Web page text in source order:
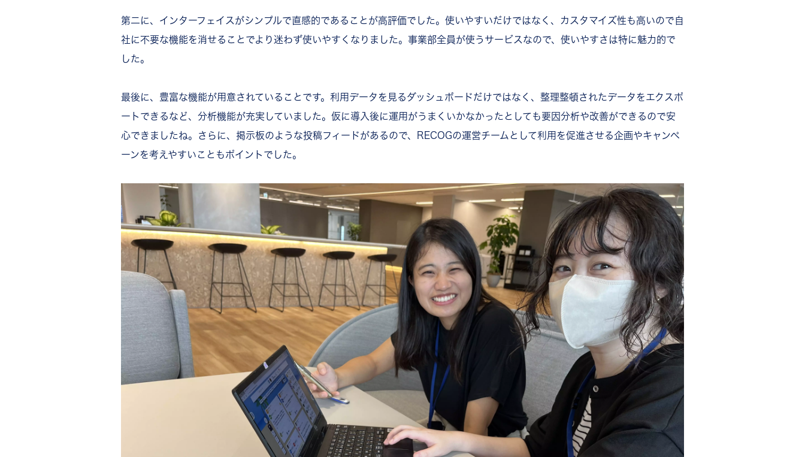
第二に、インターフェイスがシンプルで直感的であることが高評価でした。使いやすいだけではなく、カスタマイズ性も高いので自
社に不要な機能を消せることでより迷わず使いやすくなりました。事業部全員が使うサービスなので、使いやすさは特に魅力的で
した。
最後に、豊富な機能が用意されていることです。利用データを見るダッシュボードだけではなく、整理整頓されたデータをエクスポ
ートできるなど、分析機能が充実していました。仮に導入後に運用がうまくいかなかったとしても要因分析や改善ができるので安
心できましたね。さらに、掲示板のような投稿フィードがあるので、RECOGの運営チームとして利用を促進させる企画やキャンペ
ーンを考えやすいこともポイントでした。